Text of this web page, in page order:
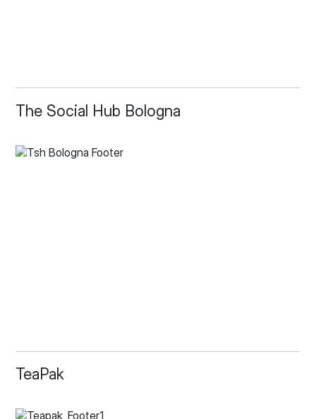
The Social Hub Bologna
TeaPak